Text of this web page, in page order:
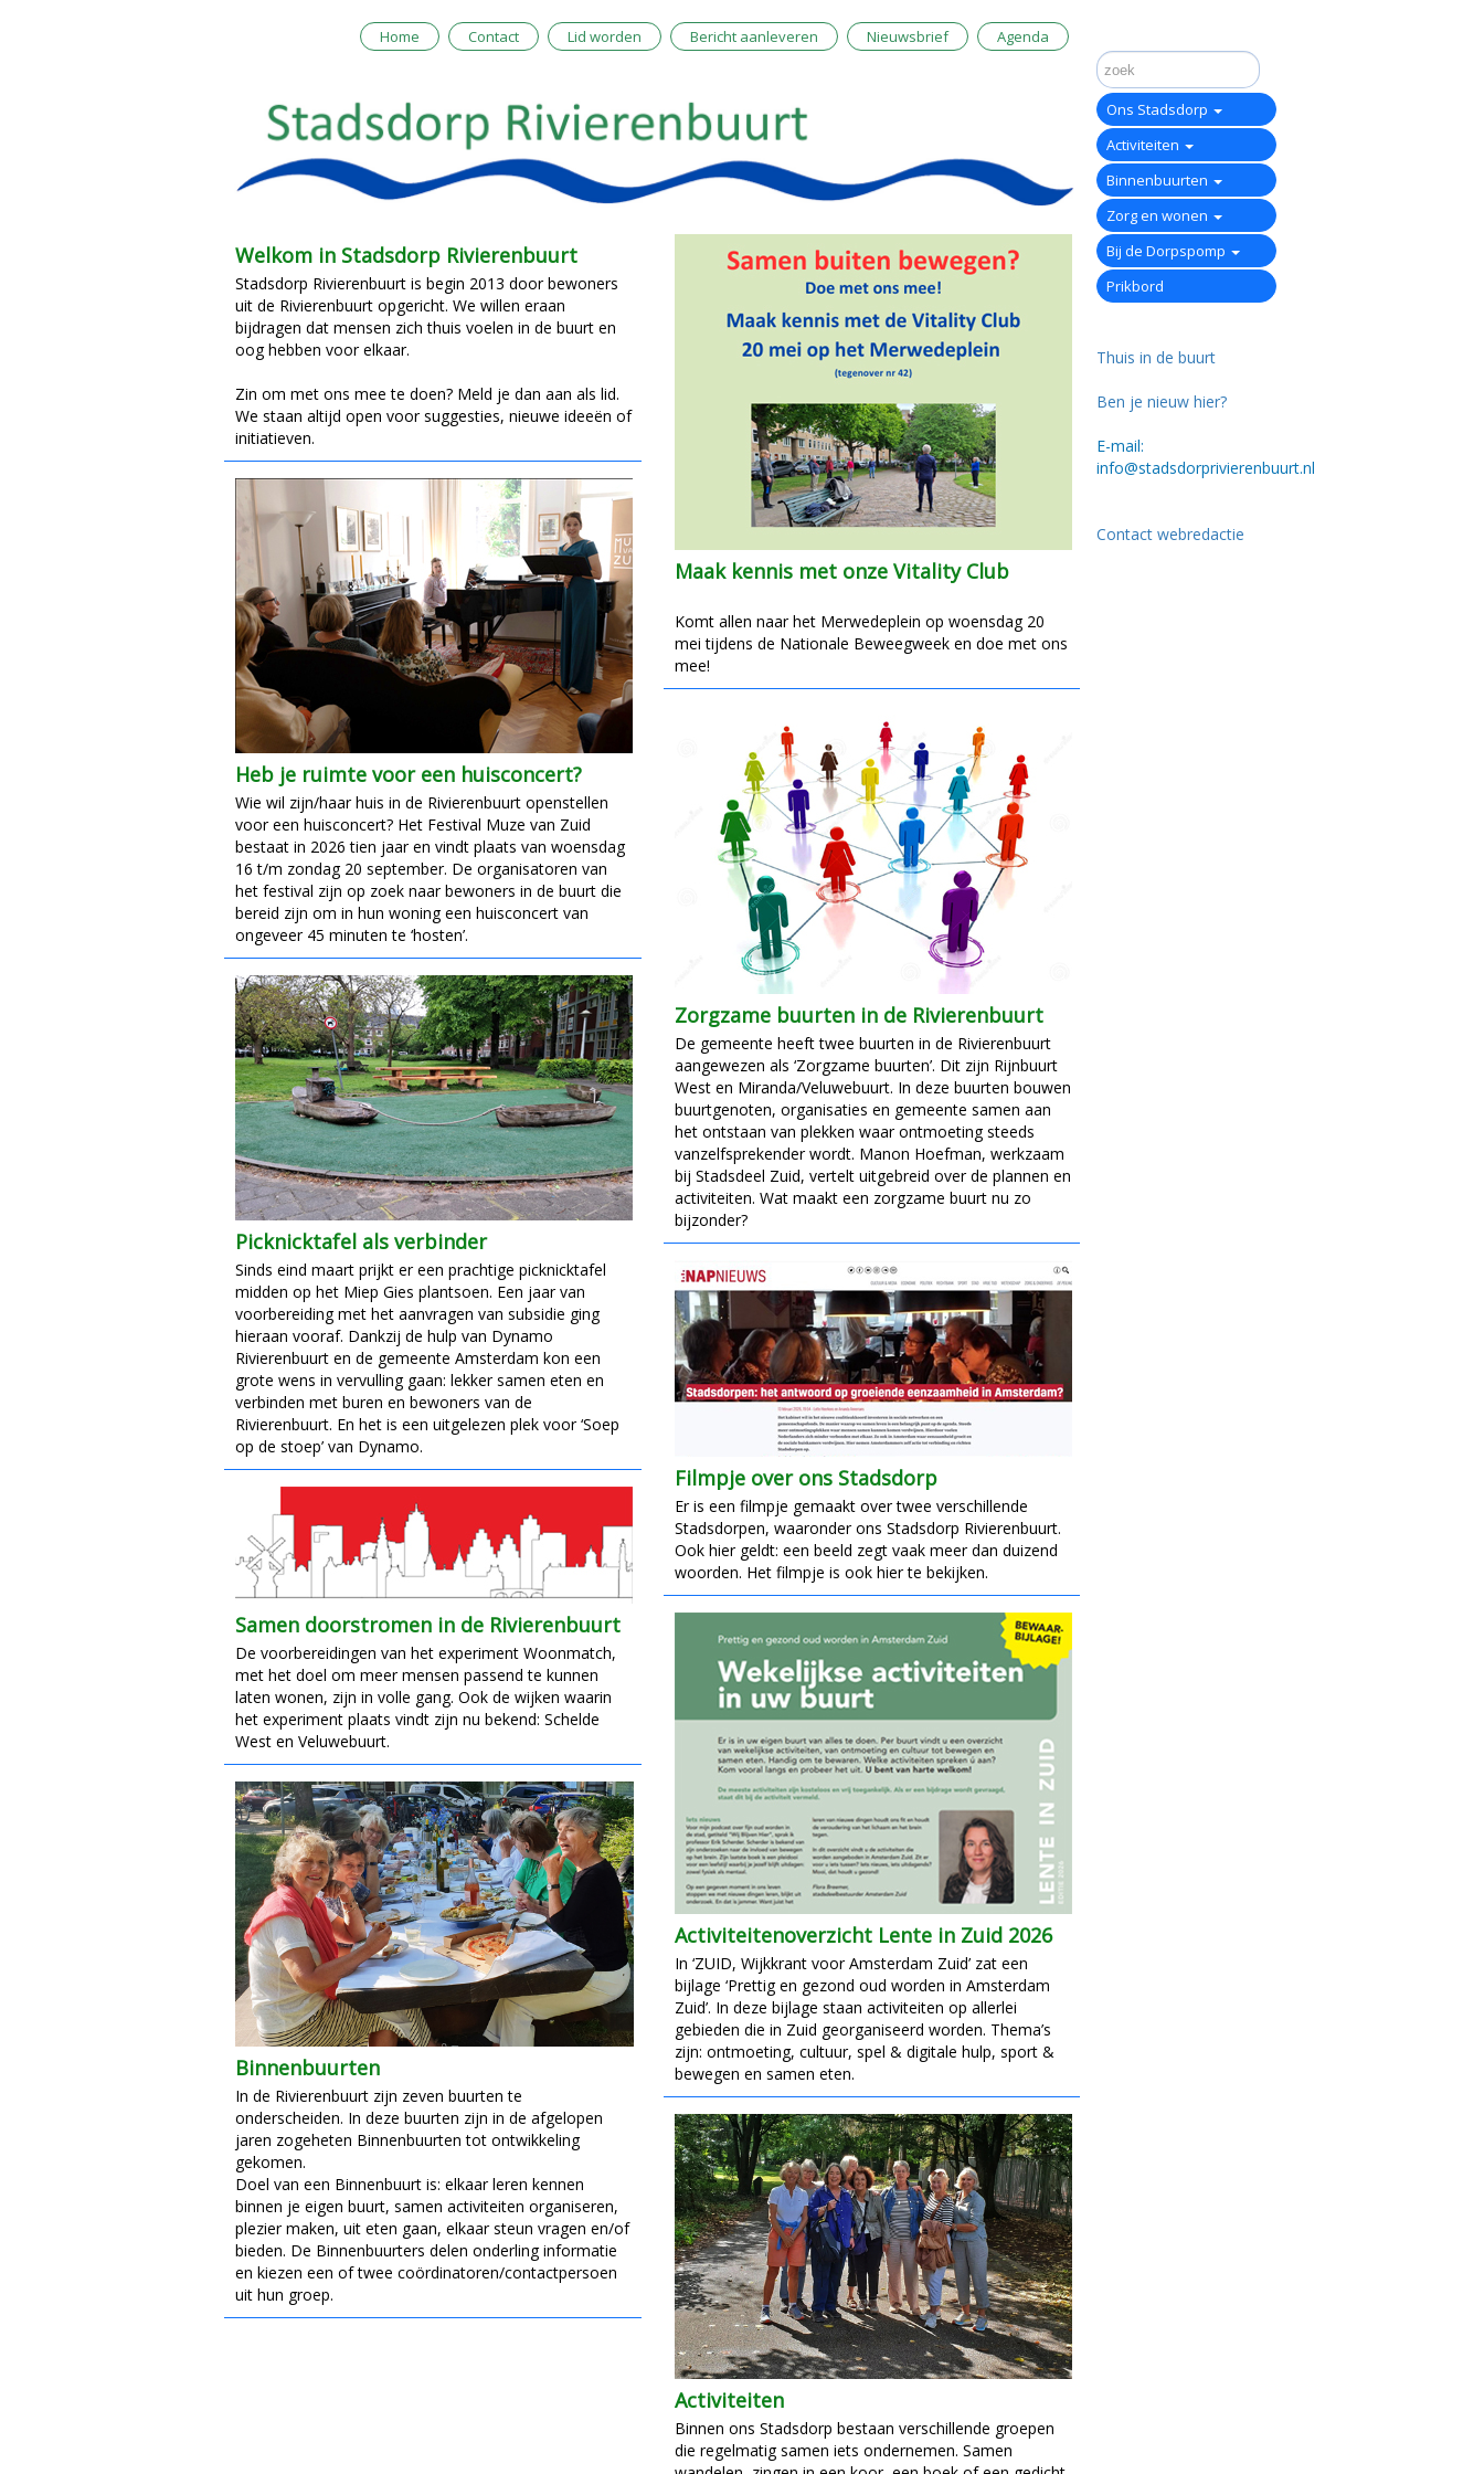
Home Contact Lid worden Bericht aanleveren Nieuwsbrief Agenda
Welkom in Stadsdorp Rivierenbuurt
Stadsdorp Rivierenbuurt is begin 2013 door bewoners
uit de Rivierenbuurt opgericht. We willen eraan
bijdragen dat mensen zich thuis voelen in de buurt en
oog hebben voor elkaar.
Zin om met ons mee te doen? Meld je dan aan als lid.
We staan altijd open voor suggesties, nieuwe ideeën of
initiatieven.
Heb je ruimte voor een huisconcert?
Wie wil zijn/haar huis in de Rivierenbuurt openstellen
voor een huisconcert? Het Festival Muze van Zuid
bestaat in 2026 tien jaar en vindt plaats van woensdag
16 t/m zondag 20 september. De organisatoren van
het festival zijn op zoek naar bewoners in de buurt die
bereid zijn om in hun woning een huisconcert van
ongeveer 45 minuten te ‘hosten’.
Picknicktafel als verbinder
Sinds eind maart prijkt er een prachtige picknicktafel
midden op het Miep Gies plantsoen. Een jaar van
voorbereiding met het aanvragen van subsidie ging
hieraan vooraf. Dankzij de hulp van Dynamo
Rivierenbuurt en de gemeente Amsterdam kon een
grote wens in vervulling gaan: lekker samen eten en
verbinden met buren en bewoners van de
Rivierenbuurt. En het is een uitgelezen plek voor ‘Soep
op de stoep’ van Dynamo.
Samen doorstromen in de Rivierenbuurt
De voorbereidingen van het experiment Woonmatch,
met het doel om meer mensen passend te kunnen
laten wonen, zijn in volle gang. Ook de wijken waarin
het experiment plaats vindt zijn nu bekend: Schelde
West en Veluwebuurt.
Binnenbuurten
In de Rivierenbuurt zijn zeven buurten te
onderscheiden. In deze buurten zijn in de afgelopen
jaren zogeheten Binnenbuurten tot ontwikkeling
gekomen.
Doel van een Binnenbuurt is: elkaar leren kennen
binnen je eigen buurt, samen activiteiten organiseren,
plezier maken, uit eten gaan, elkaar steun vragen en/of
bieden. De Binnenbuurters delen onderling informatie
en kiezen een of twee coördinatoren/contactpersoen
uit hun groep.
Maak kennis met onze Vitality Club
Komt allen naar het Merwedeplein op woensdag 20
mei tijdens de Nationale Beweegweek en doe met ons
mee!
Zorgzame buurten in de Rivierenbuurt
De gemeente heeft twee buurten in de Rivierenbuurt
aangewezen als ‘Zorgzame buurten’. Dit zijn Rijnbuurt
West en Miranda/Veluwebuurt. In deze buurten bouwen
buurtgenoten, organisaties en gemeente samen aan
het ontstaan van plekken waar ontmoeting steeds
vanzelfsprekender wordt. Manon Hoefman, werkzaam
bij Stadsdeel Zuid, vertelt uitgebreid over de plannen en
activiteiten. Wat maakt een zorgzame buurt nu zo
bijzonder?
Filmpje over ons Stadsdorp
Er is een filmpje gemaakt over twee verschillende
Stadsdorpen, waaronder ons Stadsdorp Rivierenbuurt.
Ook hier geldt: een beeld zegt vaak meer dan duizend
woorden. Het filmpje is ook hier te bekijken.
Activiteitenoverzicht Lente in Zuid 2026
In ‘ZUID, Wijkkrant voor Amsterdam Zuid’ zat een
bijlage ‘Prettig en gezond oud worden in Amsterdam
Zuid’. In deze bijlage staan activiteiten op allerlei
gebieden die in Zuid georganiseerd worden. Thema’s
zijn: ontmoeting, cultuur, spel & digitale hulp, sport &
bewegen en samen eten.
Activiteiten
Binnen ons Stadsdorp bestaan verschillende groepen
die regelmatig samen iets ondernemen. Samen
Ons Stadsdorp
Activiteiten
Binnenbuurten
Zorg en wonen
Bij de Dorpspomp
Prikbord
Thuis in de buurt
Ben je nieuw hier?
E-mail:
info@stadsdorprivierenbuurt.nl
Contact webredactie